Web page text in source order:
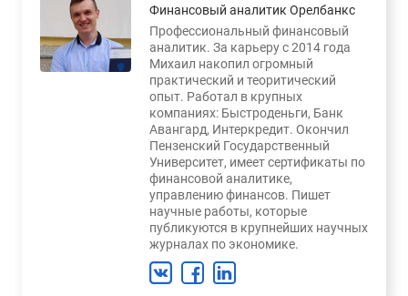
Финансовый аналитик Орелбанкс
Профессиональный финансовый
аналитик. За карьеру с 2014 года
Михаил накопил огромный
практический и теоритический
опыт. Работал в крупных
компаниях: Быстроденьги, Банк
Авангард, Интеркредит. Окончил
Пензенский Государственный
Университет, имеет сертификаты по
финансовой аналитике,
управлению финансов. Пишет
научные работы, которые
публикуются в крупнейших научных
журналах по экономике.